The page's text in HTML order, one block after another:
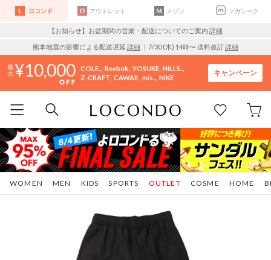
ロコンド アウトレット メゾン マガシーク
【お知らせ】お盆期間の営業・配送についてのご案内 詳細
熊本地震の影響による配送遅延 詳細 ｜7/30 (木) 14時〜 送料改訂詳細
10,000 COLE.. Reebok YOSUKE HILLS..
Z-CRAFT CAWAII mis.. NIKE
キャンペーン
WOMEN MEN KIDS SPORTS COSME HOME
OUTLET